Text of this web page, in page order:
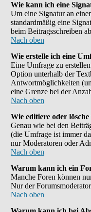
Wie kann ich eine
Um eine Signatur an
standardmäßig eine
beim Beitragsschreiben
Nach oben
Wie erstelle ich eine
Eine Umfrage zu
Option unterhalb der
Antwortmöglichkeiten
eine Grenze bei der
Nach oben
Wie editiere oder
Genau wie bei den
(die Umfrage ist immer
nur Moderatoren oder
Nach oben
Warum kann ich ein
Manche Foren können
Nur der
Nach oben